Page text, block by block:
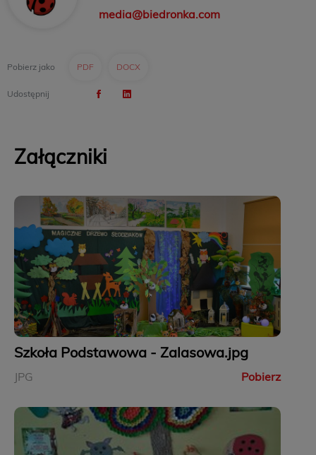
media@biedronka.com
Pobierz jako PDF DOCX
Udostępnij
Załączniki
Szkoła Podstawowa - Zalasowa.jpg
JPG Pobierz